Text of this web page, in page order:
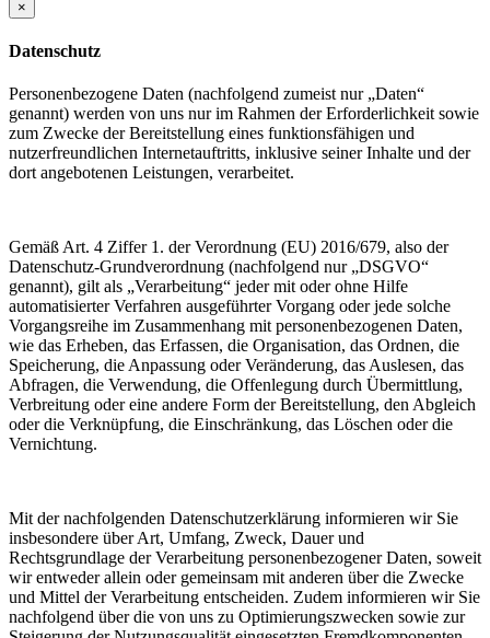
×
Datenschutz
Personenbezogene Daten (nachfolgend zumeist nur „Daten“
genannt) werden von uns nur im Rahmen der Erforderlichkeit sowie
zum Zwecke der Bereitstellung eines funktionsfähigen und
nutzerfreundlichen Internetauftritts, inklusive seiner Inhalte und der
dort angebotenen Leistungen, verarbeitet.
Gemäß Art. 4 Ziffer 1. der Verordnung (EU) 2016/679, also der
Datenschutz-Grundverordnung (nachfolgend nur „DSGVO“
genannt), gilt als „Verarbeitung“ jeder mit oder ohne Hilfe
automatisierter Verfahren ausgeführter Vorgang oder jede solche
Vorgangsreihe im Zusammenhang mit personenbezogenen Daten,
wie das Erheben, das Erfassen, die Organisation, das Ordnen, die
Speicherung, die Anpassung oder Veränderung, das Auslesen, das
Abfragen, die Verwendung, die Offenlegung durch Übermittlung,
Verbreitung oder eine andere Form der Bereitstellung, den Abgleich
oder die Verknüpfung, die Einschränkung, das Löschen oder die
Vernichtung.
Mit der nachfolgenden Datenschutzerklärung informieren wir Sie
insbesondere über Art, Umfang, Zweck, Dauer und
Rechtsgrundlage der Verarbeitung personenbezogener Daten, soweit
wir entweder allein oder gemeinsam mit anderen über die Zwecke
und Mittel der Verarbeitung entscheiden. Zudem informieren wir Sie
nachfolgend über die von uns zu Optimierungszwecken sowie zur